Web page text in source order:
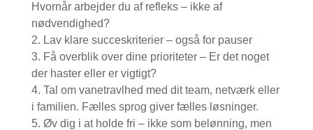
Hvornår arbejder du af refleks – ikke af
nødvendighed?
2. Lav klare succeskriterier – også for pauser
3. Få overblik over dine prioriteter – Er det noget
der haster eller er vigtigt?
4. Tal om vanetravlhed med dit team, netværk eller
i familien. Fælles sprog giver fælles løsninger.
5. Øv dig i at holde fri – ikke som belønning, men